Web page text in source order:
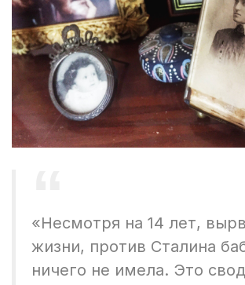
«Несмотря на 14 лет,
жизни, против Сталина
ничего не имела. Это